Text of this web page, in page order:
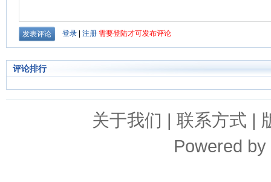
评论排行
关于我们 | 联系方式 |
Powered by